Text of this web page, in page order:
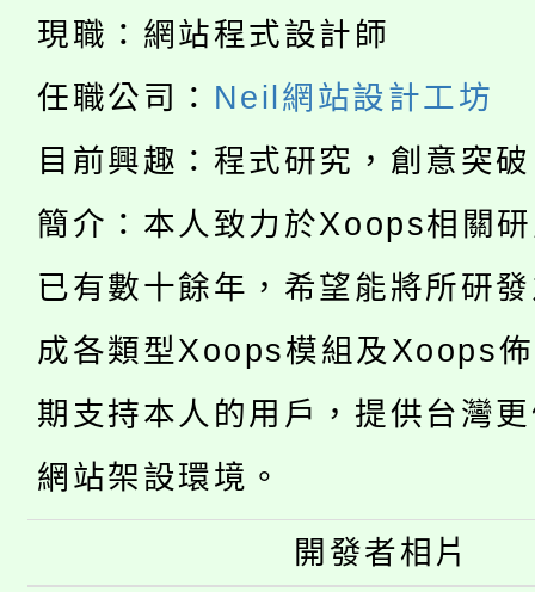
博覽會」之「藝術教育
「2026金融保險知識
車」活動
桃園市115學年度學生
生本土語及新住民語歌
公告本校115學年度第
代理(課)教師甄選結果(
公告本校115學年度第
代理(課)教師甄選結果(
轉知中國文化大學推廣
《TA101》溝通分析基
程，歡迎學生輔導中心
心理、諮商輔導、社會
系所師生報名參加。
轉知苗栗縣政府辦理
縣市「校園短影音徵選
門員」簡章及活動海報
踴躍報名參加。
桃園市115學年度學生
要點
「桃園市補助參觀特色
展演活動實施計畫」
115年度「教育部表揚
義教育推展貢獻獎」
「2026 ART TAIPEI
現職：網站程式設計師
任職公司： Neil網站設計工坊
目前興趣：程式研究，創意突
簡介：本人致力於Xoops相關
已有數十餘年，希望能將所研
成各類型Xoops模組及Xoops
期支持本人的用戶，提供台灣
網站架設環境。
開發者相片